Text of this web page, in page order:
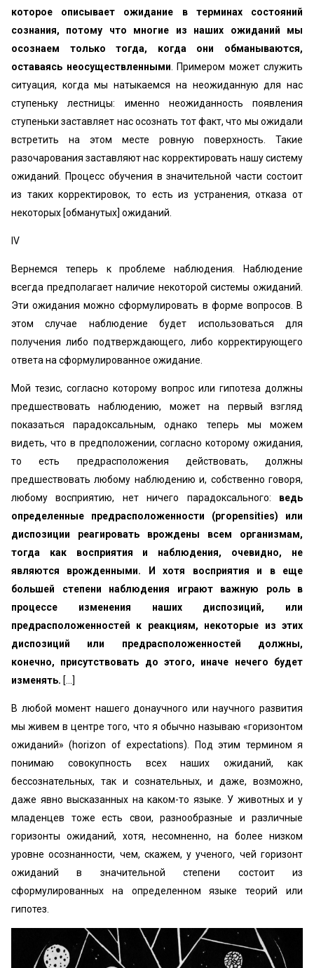
которое описывает ожидание в терминах состояний
сознания, потому что многие из наших ожиданий мы
осознаем только тогда, когда они обманываются,
оставаясь неосуществленными . Примером может служить
ситуация, когда мы натыкаемся на неожиданную для нас
ступеньку лестницы: именно неожиданность появления
ступеньки заставляет нас осознать тот факт, что мы ожидали
встретить на этом месте ровную поверхность. Такие
разочарования заставляют нас корректировать нашу систему
ожиданий. Процесс обучения в значительной части состоит
из таких корректировок, то есть из устранения, отказа от
некоторых [обманутых] ожиданий.
IV
Вернемся теперь к проблеме наблюдения. Наблюдение
всегда предполагает наличие некоторой системы ожиданий.
Эти ожидания можно сформулировать в форме вопросов. В
этом случае наблюдение будет использоваться для
получения либо подтверждающего, либо корректирующего
ответа на сформулированное ожидание.
Мой тезис, согласно которому вопрос или гипотеза должны
предшествовать наблюдению, может на первый взгляд
показаться парадоксальным, однако теперь мы можем
видеть, что в предположении, согласно которому ожидания,
то есть предрасположения действовать, должны
предшествовать любому наблюдению и, собственно говоря,
любому восприятию, нет ничего парадоксального: ведь
определенные предрасположенности (ргоpensities) или
диспозиции реагировать врождены всем организмам,
тогда как восприятия и наблюдения, очевидно, не
являются врожденными. И хотя восприятия и в еще
большей степени наблюдения играют важную роль в
процессе изменения наших диспозиций, или
предрасположенностей к реакциям, некоторые из этих
диспозиций или предрасположенностей должны,
конечно, присутствовать до этого, иначе нечего будет
изменять. [...]
В любой момент нашего донаучного или научного развития
мы живем в центре того, что я обычно называю «горизонтом
ожиданий» (horizon of expectations). Под этим термином я
понимаю совокупность всех наших ожиданий, как
бессознательных, так и сознательных, и даже, возможно,
даже явно высказанных на каком-то языке. У животных и у
младенцев тоже есть свои, разнообразные и различные
горизонты ожиданий, хотя, несомненно, на более низком
уровне осознанности, чем, скажем, у ученого, чей горизонт
ожиданий в значительной степени состоит из
сформулированных на определенном языке теорий или
гипотез.